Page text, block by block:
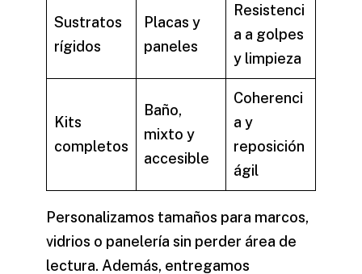
Sustratos
rígidos
Placas y
paneles
Resistenci
a a golpes
y limpieza
Kits
completos
Baño,
mixto y
accesible
Coherenci
a y
reposición
ágil
Personalizamos tamaños para marcos,
vidrios o panelería sin perder área de
lectura. Además, entregamos